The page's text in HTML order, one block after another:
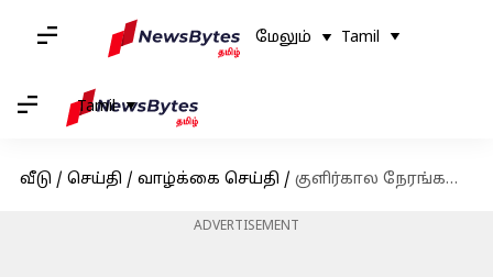
மேலும் Tamil
Tamil
வீடு / செய்தி / வாழ்க்கை செய்தி / குளிர்கால நேரங்களில் பருவகால மாற்றங்கள் உண்மையில் ஹைப்போதைராய்டை பாதிக்கிறதா?
ADVERTISEMENT